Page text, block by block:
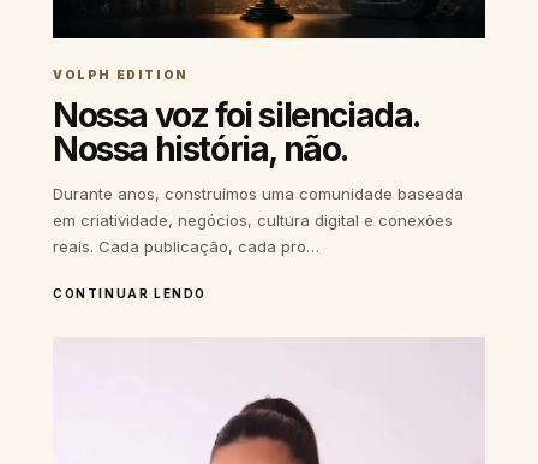
VOLPH EDITION
Nossa voz foi silenciada.
Nossa história, não.
Durante anos, construímos uma comunidade baseada
em criatividade, negócios, cultura digital e conexões
reais. Cada publicação, cada pro…
CONTINUAR LENDO